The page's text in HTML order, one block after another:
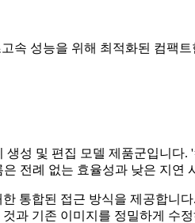
속 성능을 위해 최적화된 컴팩
생성 및 편집 모델 제품군입니
전례 없는 효율성과 낮은 지
통합된 접근 방식을 제공합니
과 기존 이미지를 정밀하게 수